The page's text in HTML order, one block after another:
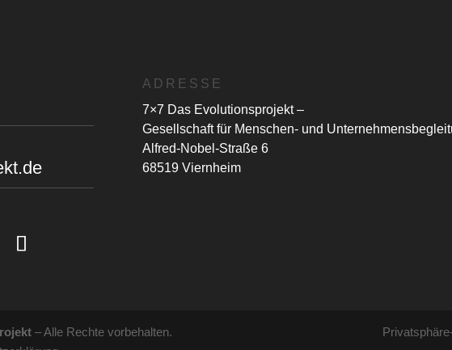
ADRESSE
7×7 Das Evolutionsprojekt –
Gesellschaft für Menschen- und
Alfred-Nobel-Straße 6
68519 Viernheim
– Alle Rechte vorbehalten.